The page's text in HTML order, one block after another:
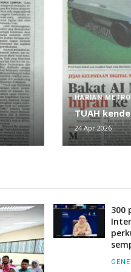
HARIAN METRO
TUAH
24 Apr 2026
300